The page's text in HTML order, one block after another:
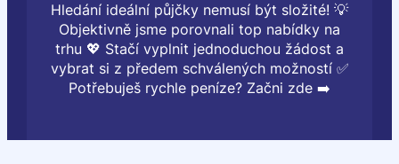
Hledání ideální půjčky nemusí být složité! 💡
Objektivně jsme porovnali top nabídky na
trhu 💖 Stačí vyplnit jednoduchou žádost a
vybrat si z předem schválených možností ✅
Potřebuješ rychle peníze? Začni zde ➡️